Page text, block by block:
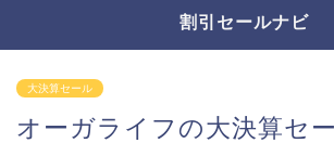
割引セールナビ
大決算セール
オーガライフの大決算セ